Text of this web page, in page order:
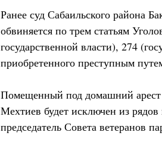
Ранее суд Сабаильского района
обвиняется по трем статьям
государственной власти), 274
приобретенного преступным
Помещенный под домашний арест
Мехтиев будет исключен из
председатель Совета ветеранов